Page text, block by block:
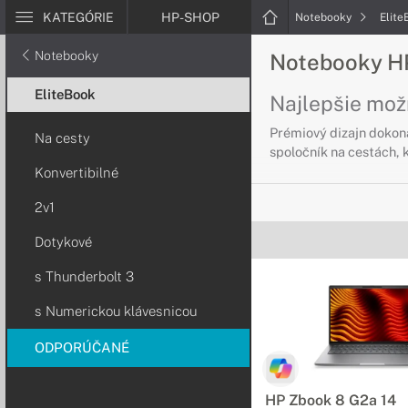
KATEGÓRIE HP-SHOP Notebooky
Notebooky
EliteBook
Na cesty
Konvertibilné
2v1
Dotykové
s Thunderbolt 3
s Numerickou klávesnicou
ODPORÚČANÉ
Notebooky
Najlepšie
Prémiový dizajn
spoločník na cestách,
Pre ľudí, ktorí často
Notebooky
Maximálna
Port Thunderbolt 3
HP Zbook 8 G2a 14